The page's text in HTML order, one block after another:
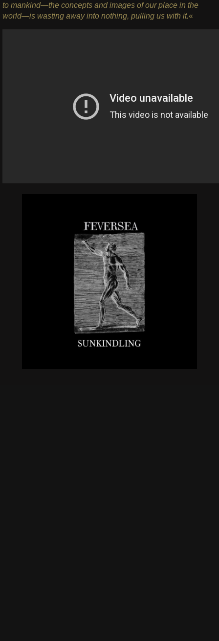
to mankind—the concepts and images of our place in the
world—is wasting away into nothing, pulling us with it.«